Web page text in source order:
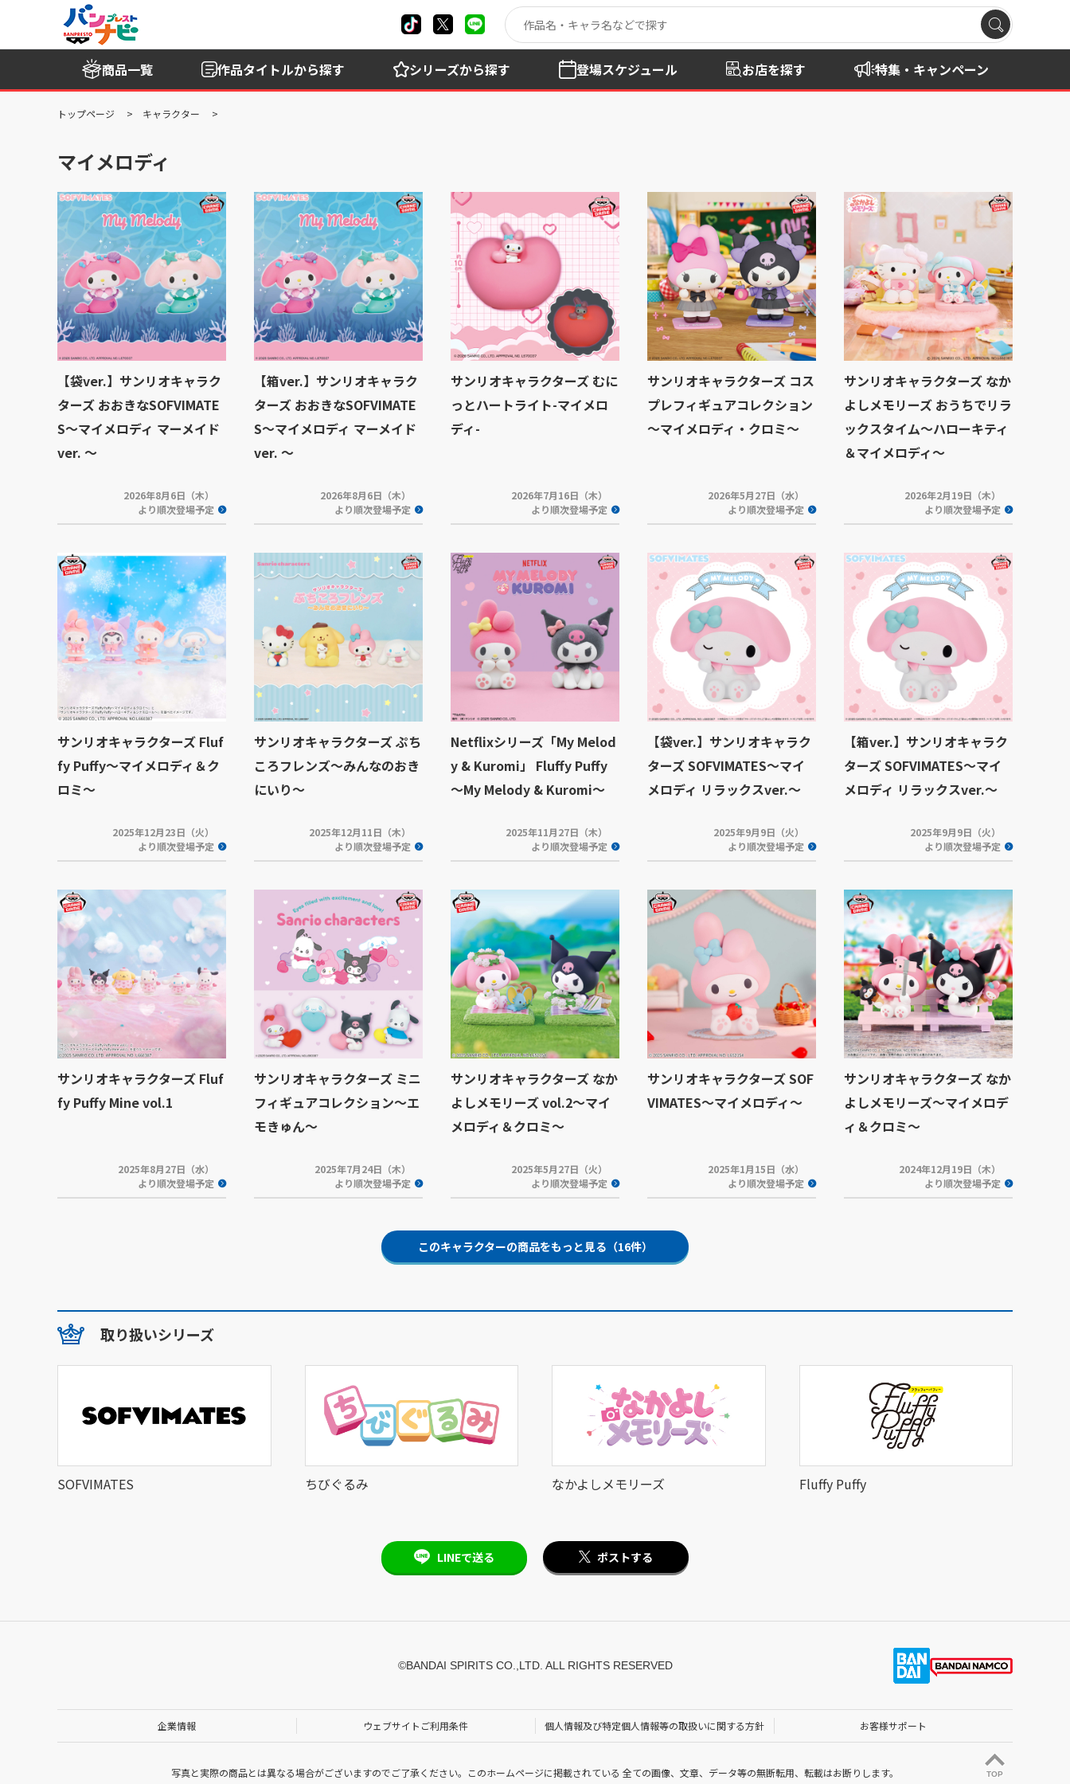
商品一覧 作品タイトルから探す シリーズから探す 登場スケジュール お店を探す 特集・キャンペーン
トップページ キャラクター
マイメロディ
【袋ver.】サンリオキャラク
ターズ おおきなSOFVIMATE
S～マイメロディ マーメイド
ver. ～
2026年8月6日（木）
より順次登場予定
【箱ver.】サンリオキャラク
ターズ おおきなSOFVIMATE
S～マイメロディ マーメイド
ver. ～
2026年8月6日（木）
より順次登場予定
サンリオキャラクターズ むに
っとハートライト-マイメロ
ディ-
2026年7月16日（木）
より順次登場予定
サンリオキャラクターズ コス
プレフィギュアコレクション
～マイメロディ・クロミ～
2026年5月27日（水）
より順次登場予定
サンリオキャラクターズ なか
よしメモリーズ おうちでリラ
ックスタイム～ハローキティ
＆マイメロディ～
2026年2月19日（木）
より順次登場予定
サンリオキャラクターズ Fluf
fy Puffy～マイメロディ＆ク
ロミ～
2025年12月23日（火）
より順次登場予定
サンリオキャラクターズ ぷち
ころフレンズ～みんなのおき
にいり～
2025年12月11日（木）
より順次登場予定
Netflixシリーズ「My Melod
y & Kuromi」 Fluffy Puffy
～My Melody & Kuromi～
2025年11月27日（木）
より順次登場予定
【袋ver.】サンリオキャラク
ターズ SOFVIMATES～マイ
メロディ リラックスver.～
2025年9月9日（火）
より順次登場予定
【箱ver.】サンリオキャラク
ターズ SOFVIMATES～マイ
メロディ リラックスver.～
2025年9月9日（火）
より順次登場予定
サンリオキャラクターズ Fluf
fy Puffy Mine vol.1
2025年8月27日（水）
より順次登場予定
サンリオキャラクターズ ミニ
フィギュアコレクション～エ
モきゅん～
2025年7月24日（木）
より順次登場予定
サンリオキャラクターズ なか
よしメモリーズ vol.2～マイ
メロディ＆クロミ～
2025年5月27日（火）
より順次登場予定
サンリオキャラクターズ SOF
VIMATES～マイメロディ～
2025年1月15日（水）
より順次登場予定
サンリオキャラクターズ なか
よしメモリーズ～マイメロデ
ィ＆クロミ～
2024年12月19日（木）
より順次登場予定
このキャラクターの商品をもっと見る（16件）
取り扱いシリーズ
SOFVIMATES ちびぐるみ なかよしメモリーズ Fluffy Puffy
LINEで送る ポストする
©BANDAI SPIRITS CO.,LTD. ALL RIGHTS RESERVED
企業情報 ウェブサイトご利用条件 個人情報及び特定個人情報等の取扱いに関する方針 お客様サポート
写真と実際の商品とは異なる場合がございますのでご了承ください。このホームページに掲載されている 全ての画像、文章、データ等の無断転用、転載はお断りします。 TOP